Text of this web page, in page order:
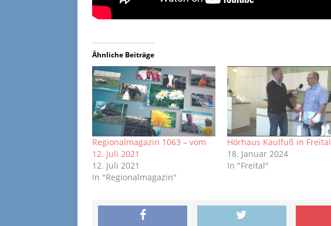
Ähnliche Beiträge
Regionalmagazin 1063 – vom
12. Juli 2021
12. Juli 2021
In "Regionalmagazin"
Hörhaus Kaulfuß in Freital
18. Januar 2024
In "Freital"